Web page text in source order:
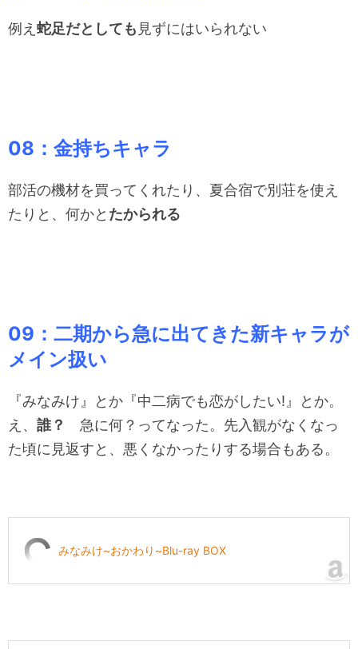
例え 蛇足だとしても 見ずにはいられない
08：金持ちキャラ
部活の機材を買ってくれたり、夏合宿で別荘を使え
たりと、何かと たかられる
09：二期から急に出てきた新キャラが
メイン扱い
『みなみけ』とか『中二病でも恋がしたい!』とか。
え、 誰？
急に何？ってなった。先入観がなくなっ
た頃に見返すと、悪くなかったりする場合もある。
みなみけ~おかわり~Blu-ray BOX